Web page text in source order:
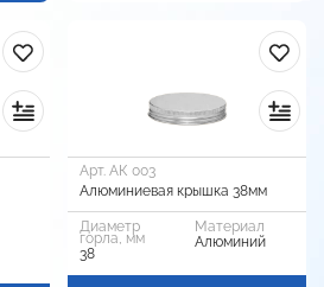
Арт. АК 003
Алюминиевая крышка 38мм
Диаметр
горла, мм
38
Материал
Алюминий